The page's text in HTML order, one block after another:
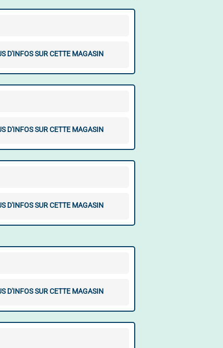
D'INFOS SUR CETTE MAGASIN
D'INFOS SUR CETTE MAGASIN
D'INFOS SUR CETTE MAGASIN
D'INFOS SUR CETTE MAGASIN